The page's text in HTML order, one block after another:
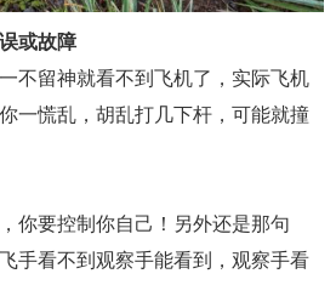
或故障
留神就看不到飞机了，实际飞机
一慌乱，胡乱打几下杆，可能就撞
要控制你自己！另外还是那句
手看不到观察手能看到，观察手看